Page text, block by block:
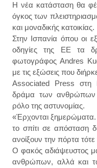
Η νέα κατάσταση θα
όγκος των
και μοναδικής κατοικίας.
Στην Ισπανία όπου οι
οδηγίες της ΕΕ τα
φωτογράφος Andres
με τις εξώσεις που
Associated Press στη
δράμα των ανθρώπων
ρόλο της αστυνομίας.
«Έρχονται
το σπίτι σε απόσταση
ανοίξουν την πόρτα
Ο φακός αδιάψευστος
ανθρώπων, αλλά και